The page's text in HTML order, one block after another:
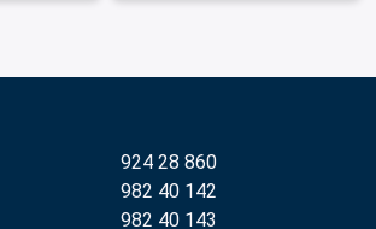
924 28 860
982 40 142
982 40 143